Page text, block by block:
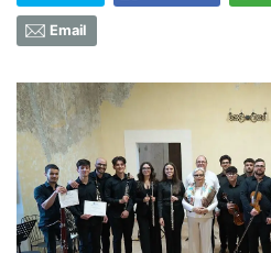
Email